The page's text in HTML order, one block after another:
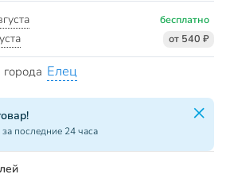
бесплатно
от 540 ₽
Елец
последние 24 часа